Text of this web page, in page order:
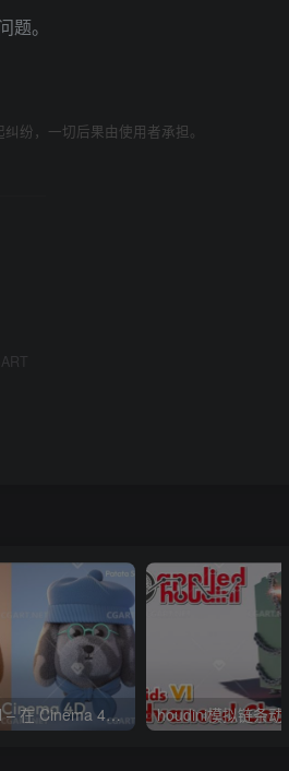
。
纷，一切后果由使用者承担。
Patata School – 在 Cinema 4D 中创建毛发教程 houdini模拟链条动画